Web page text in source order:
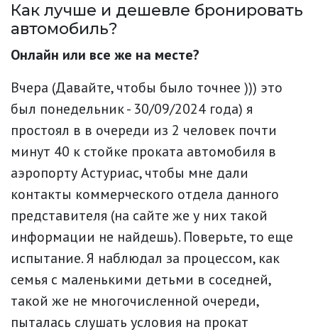
Как лучше и дешевле бронировать
автомобиль?
Онлайн или все же на месте?
Вчера (Давайте, чтобы было точнее ))) это
был понедельник - 30/09/2024 года) я
простоял в в очереди из 2 человек почти
минут 40 к стойке проката автомобиля в
аэропорту Астуриас, чтобы мне дали
контакты коммерческого отдела данного
представителя (на сайте же у них такой
информации не найдешь). Поверьте, то еще
испытание. Я наблюдал за процессом, как
семья с маленькими детьми в соседней,
такой же не многочисленной очереди,
пыталась слушать условия на прокат